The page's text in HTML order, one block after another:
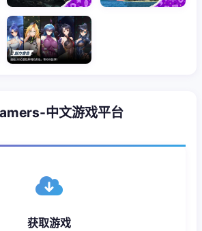
中文游戏平台
获取游戏